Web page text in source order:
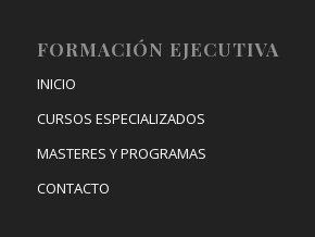
FORMACIÓN EJECUTIVA
INICIO
CURSOS ESPECIALIZADOS
MASTERES Y PROGRAMAS
CONTACTO